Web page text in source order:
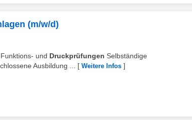
(m/w/d)
und Druckprüfungen Selbständige
Ausbildung ...
[ Weitere Infos ]